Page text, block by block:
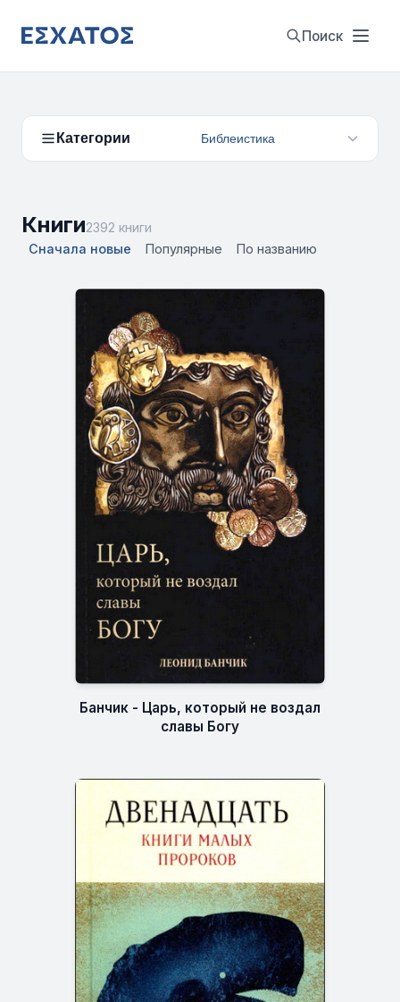
Поиск
Категории Библеистика
Книги2392 книги
Сначала новые
Популярные По названию
Банчик - Царь, который не воздал
славы Богу